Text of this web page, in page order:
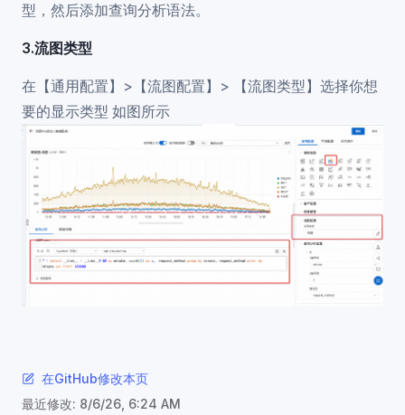
型，然后添加查询分析语法。
3.流图类型
在【通用配置】>【流图配置】> 【流图类型】选择你想
要的显示类型 如图所示
在GitHub修改本页
最近修改: 8/6/26, 6:24 AM